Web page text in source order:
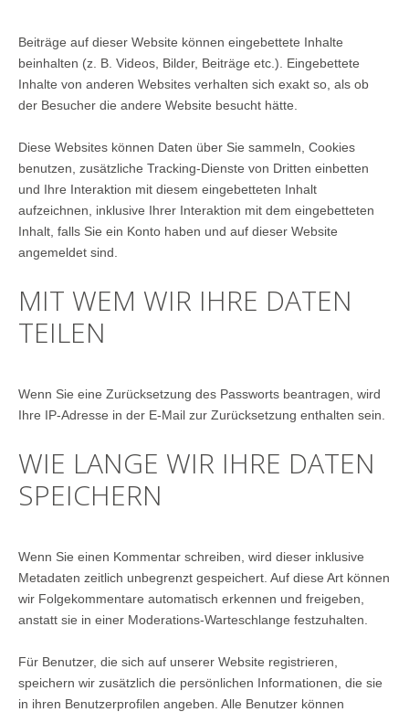
Beiträge auf dieser Website können eingebettete Inhalte
beinhalten (z. B. Videos, Bilder, Beiträge etc.). Eingebettete
Inhalte von anderen Websites verhalten sich exakt so, als ob
der Besucher die andere Website besucht hätte.
Diese Websites können Daten über Sie sammeln, Cookies
benutzen, zusätzliche Tracking-Dienste von Dritten einbetten
und Ihre Interaktion mit diesem eingebetteten Inhalt
aufzeichnen, inklusive Ihrer Interaktion mit dem eingebetteten
Inhalt, falls Sie ein Konto haben und auf dieser Website
angemeldet sind.
MIT WEM WIR IHRE DATEN
TEILEN
Wenn Sie eine Zurücksetzung des Passworts beantragen, wird
Ihre IP-Adresse in der E-Mail zur Zurücksetzung enthalten sein.
WIE LANGE WIR IHRE DATEN
SPEICHERN
Wenn Sie einen Kommentar schreiben, wird dieser inklusive
Metadaten zeitlich unbegrenzt gespeichert. Auf diese Art können
wir Folgekommentare automatisch erkennen und freigeben,
anstatt sie in einer Moderations-Warteschlange festzuhalten.
Für Benutzer, die sich auf unserer Website registrieren,
speichern wir zusätzlich die persönlichen Informationen, die sie
in ihren Benutzerprofilen angeben. Alle Benutzer können